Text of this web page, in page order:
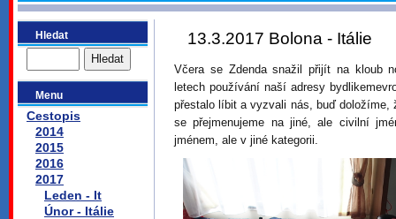
Hledat
Menu
Cestopis
2014
2015
2016
2017
Leden - It
Únor - Itálie
13.3.2017 Bolona - Itálie
Včera se Zdenda snažil přijít na kloub
letech používání naší adresy
přestalo líbit a vyzvali nás, buď
se přejmenujeme na jiné, ale civilní
jménem, ale v jiné kategorii.